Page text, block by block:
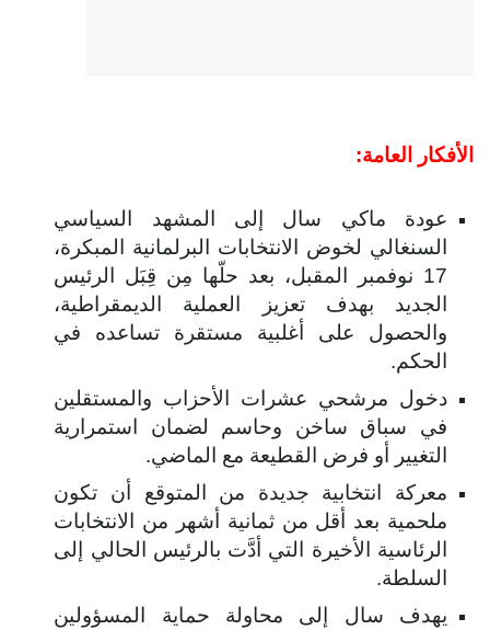
الأفكار العامة:
عودة ماكي سال إلى المشهد السياسي
السنغالي لخوض الانتخابات البرلمانية المبكرة،
17 نوفمبر المقبل، بعد حلّها مِن قِبَل الرئيس
الجديد بهدف تعزيز العملية الديمقراطية،
والحصول على أغلبية مستقرة تساعده في
الحكم.
دخول مرشحي عشرات الأحزاب والمستقلين
في سباق ساخن وحاسم لضمان استمرارية
التغيير أو فرض القطيعة مع الماضي.
معركة انتخابية جديدة من المتوقع أن تكون
ملحمية بعد أقل من ثمانية أشهر من الانتخابات
الرئاسية الأخيرة التي أدَّت بالرئيس الحالي إلى
السلطة.
يهدف سال إلى محاولة حماية المسؤولين